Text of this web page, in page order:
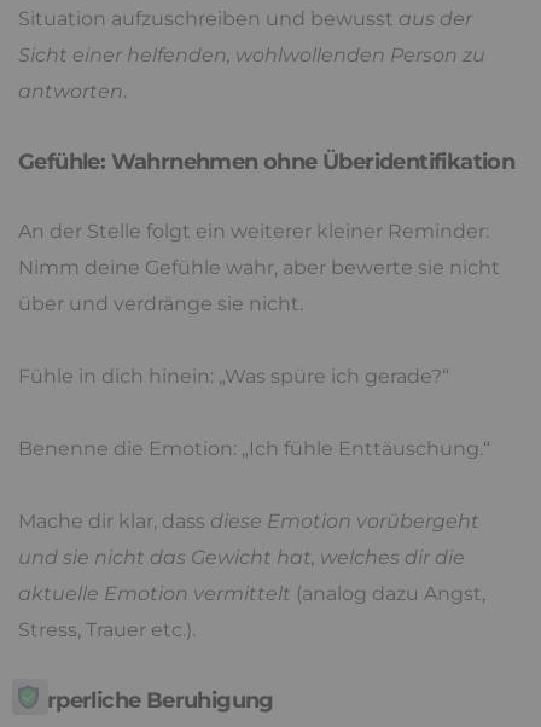
Situation aufzuschreiben und bewusst aus der
Sicht einer helfenden, wohlwollenden Person zu
antworten.
Gefühle: Wahrnehmen ohne Überidentifikation
An der Stelle folgt ein weiterer kleiner Reminder:
Nimm deine Gefühle wahr, aber bewerte sie nicht
über und verdränge sie nicht.
Fühle in dich hinein: „Was spüre ich gerade?“
Benenne die Emotion: „Ich fühle Enttäuschung.“
Mache dir klar, dass diese Emotion vorübergeht
und sie nicht das Gewicht hat, welches dir die
aktuelle Emotion vermittelt (analog dazu Angst,
Stress, Trauer etc.).
Körperliche Beruhigung